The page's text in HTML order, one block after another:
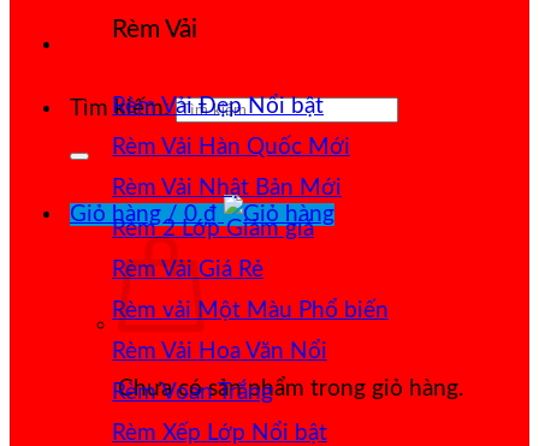
Tìm kiếm:
Giỏ hàng /0₫
Chưa có sản phẩm trong giỏ hàng.
Rèm Vải
Rèm Vải Đẹp
Rèm Vải Hàn Quốc
Rèm Vải Nhật Bản
Rèm 2 Lớp
Rèm Vải Giá Rẻ
Rèm vải Một Màu
Rèm Vải Hoa Văn Nổi
Rèm Voan Trắng
Rèm Xếp Lớp